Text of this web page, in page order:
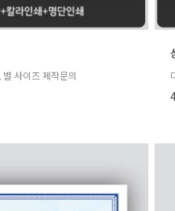
사이즈 제작문의